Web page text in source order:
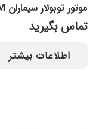
موتور توبولار سیماران ST59-120M
تماس بگیرید
اطلاعات بیشتر